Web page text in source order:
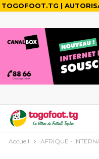
TOGOFOOT.TG |
Accueil AFRIQUE -